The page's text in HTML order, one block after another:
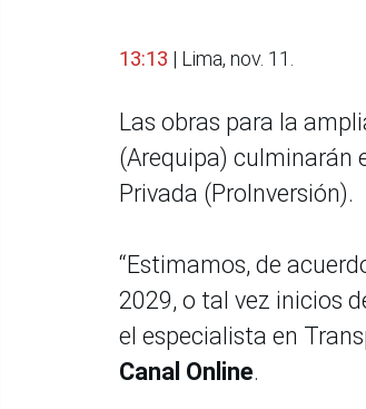
13:13 | Lima, nov. 11.
Las obras para la
(Arequipa) culminarán
Privada (ProInversión).
“Estimamos, de
2029, o tal vez inicios
el especialista en
Canal Online.